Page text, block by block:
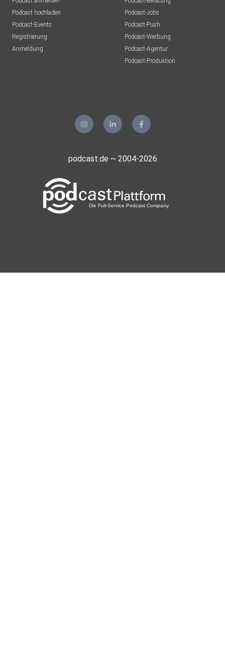
Podcast hochladen
Podcast-Events
Registrierung
Anmeldung
Podcast-Jobs
Podcast-Push
Podcast-Werbung
Podcast-Agentur
Podcast-Produktion
podcast.de ~ 2004-2026